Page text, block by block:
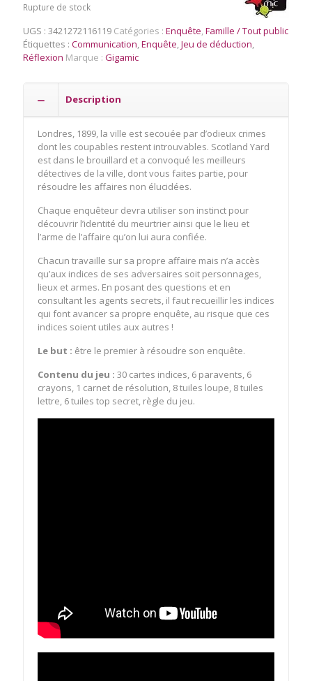
Rupture de stock
UGS : 3421272116119 Catégories : Enquête Famille / Tout public
Étiquettes : Communication Enquête Jeu de déduction
Réflexion Marque : Gigamic
Description
Londres, 1899, la ville est secouée par d’odieux crimes
dont les coupables restent introuvables. Scotland Yard
est dans le brouillard et a convoqué les meilleurs
détectives de la ville, dont vous faites partie, pour
résoudre les affaires non élucidées.
Chaque enquêteur devra utiliser son instinct pour
découvrir l’identité du meurtrier ainsi que le lieu et
l’arme de l’affaire qu’on lui aura confiée.
Chacun travaille sur sa propre affaire mais n’a accès
qu’aux indices de ses adversaires soit personnages,
lieux et armes. En posant des questions et en
consultant les agents secrets, il faut recueillir les indices
qui font avancer sa propre enquête, au risque que ces
indices soient utiles aux autres !
Le but : être le premier à résoudre son enquête.
Contenu du jeu : 30 cartes indices, 6 paravents, 6
crayons, 1 carnet de résolution, 8 tuiles loupe, 8 tuiles
lettre, 6 tuiles top secret, règle du jeu.